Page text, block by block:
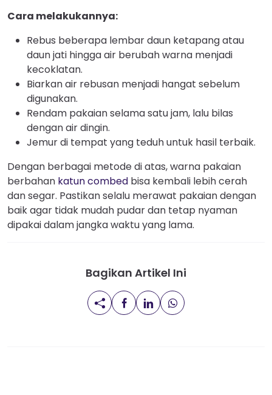
Cara melakukannya:
Rebus beberapa lembar daun ketapang atau
daun jati hingga air berubah warna menjadi
kecoklatan.
Biarkan air rebusan menjadi hangat sebelum
digunakan.
Rendam pakaian selama satu jam, lalu bilas
dengan air dingin.
Jemur di tempat yang teduh untuk hasil terbaik.
Dengan berbagai metode di atas, warna pakaian
berbahan katun combed bisa kembali lebih cerah
dan segar. Pastikan selalu merawat pakaian dengan
baik agar tidak mudah pudar dan tetap nyaman
dipakai dalam jangka waktu yang lama.
Bagikan Artikel Ini